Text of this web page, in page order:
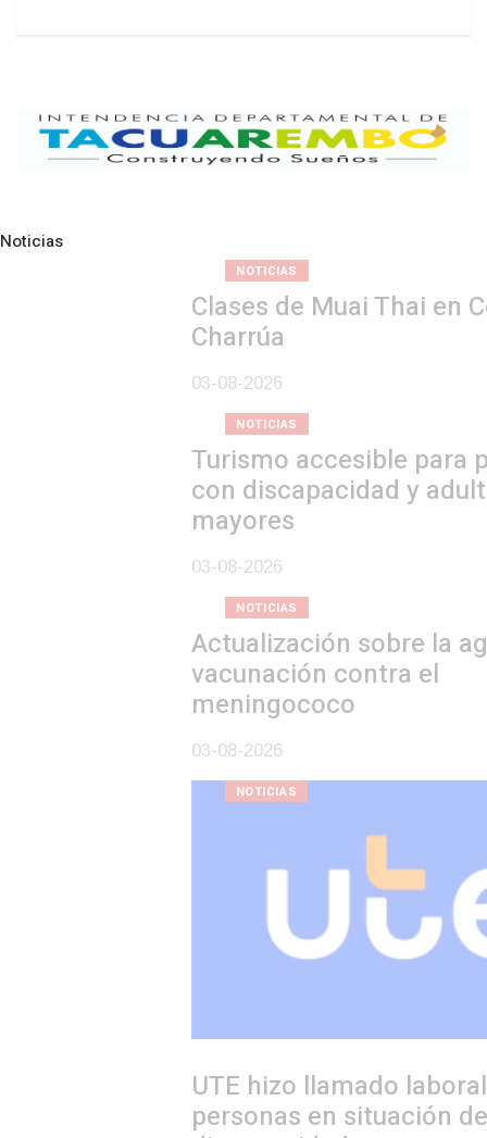
Noticias
Clases de Muai Thai en Complejo
Turismo accesible para personas
con discapacidad y adultos
Actualización sobre la agenda de
vacunación contra el
meningococo
UTE hizo llamado laboral para
personas en situación de